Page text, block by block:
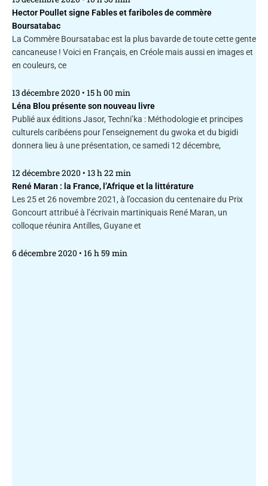
Hector Poullet signe Fables et fariboles de commère
Boursatabac
La Commère Boursatabac est la plus bavarde de toute cette gente
cancaneuse ! Voici en Français, en Créole mais aussi en images et
en couleurs, ce
13 décembre 2020 15 h 00 min
Léna Blou présente son nouveau livre
Publié aux éditions Jasor, Techni’ka : Méthodologie et principes
culturels caribéens pour l’enseignement du gwoka et du bigidi
donnera lieu à une présentation, ce samedi 12 décembre,
12 décembre 2020 13 h 22 min
René Maran : la France, l’Afrique et la littérature
Les 25 et 26 novembre 2021, à l’occasion du centenaire du Prix
Goncourt attribué à l’écrivain martiniquais René Maran, un
colloque réunira Antilles, Guyane et
6 décembre 2020 16 h 59 min